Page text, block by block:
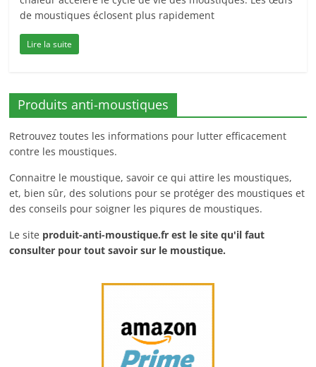
de moustiques éclosent plus rapidement
Lire la suite
Produits anti-moustiques
Retrouvez toutes les informations pour lutter efficacement
contre les moustiques.
Connaitre le moustique, savoir ce qui attire les moustiques,
et, bien sûr, des solutions pour se protéger des moustiques et
des conseils pour soigner les piqures de moustiques.
Le site produit-anti-moustique.fr est le site qu'il faut
consulter pour tout savoir sur le moustique.